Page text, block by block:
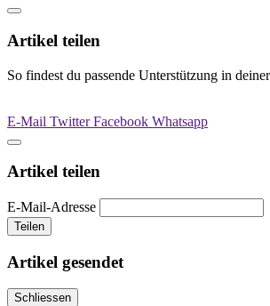
Artikel teilen
So findest du passende Unterstützung in
E-Mail TwitterFacebook Whatsapp
Artikel teilen
E-Mail-Adresse
Teilen
Artikel gesendet
Schliessen